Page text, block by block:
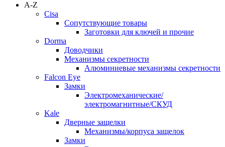
A-Z
Cisa
Сопутствующие товары
Заготовки для ключей и прочие
Dorma
Доводчики
Механизмы секретности
Алюминиевые механизмы секретности
Falcon Eye
Замки
Электромеханические/
электромагнитные/СКУД
Kale
Дверные защелки
Механизмы/корпуса защелок
Замки